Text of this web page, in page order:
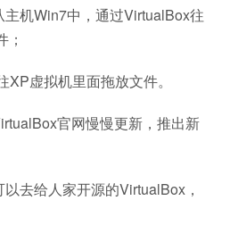
机Win7中，通过VirtualBox往
虚拟机里面拖放文件。
官网慢慢更新，推出新
去给人家开源的VirtualBox，